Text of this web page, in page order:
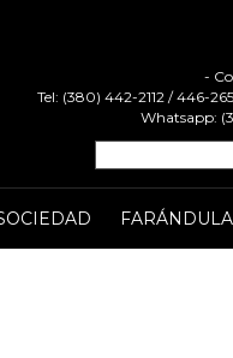
-
Tel: (380) 442-2112 / 446-
Whatsapp:
FARÁNDULA